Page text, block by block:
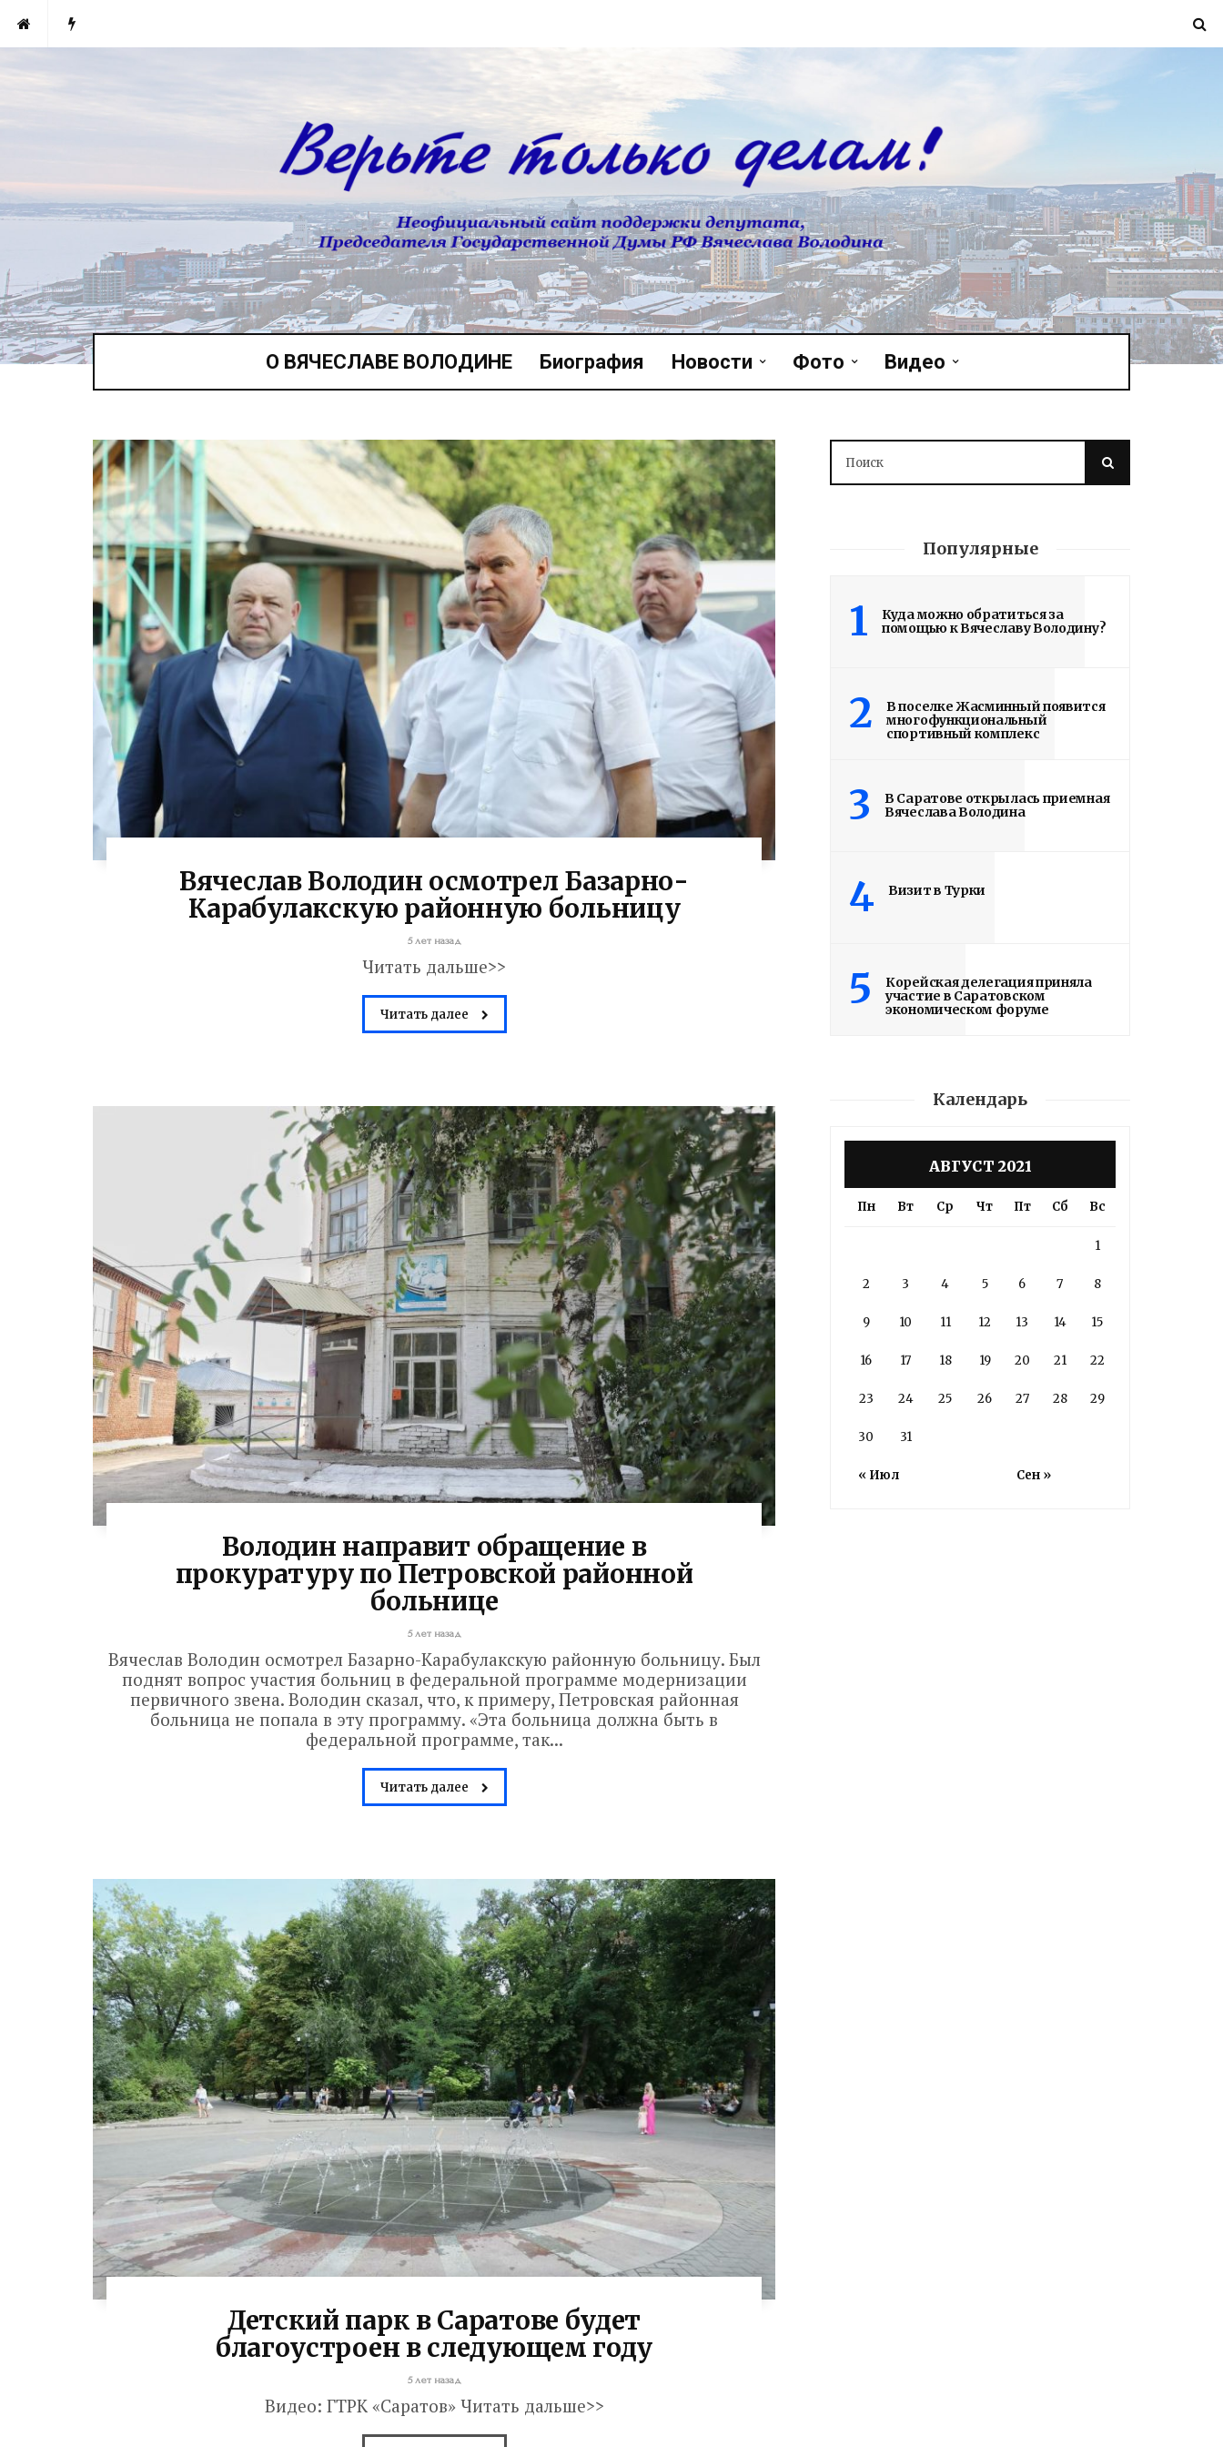
О ВЯЧЕСЛАВЕ ВОЛОДИНЕ Биография Новости Фото Видео
Вячеслав Володин осмотрел Базарно-
Карабулакскую районную больницу
5 лет назад
Читать дальше>>
Читать далее
Володин направит обращение в
прокуратуру по Петровской районной
больнице
5 лет назад
Вячеслав Володин осмотрел Базарно-Карабулакскую районную больницу. Был
поднят вопрос участия больниц в федеральной программе модернизации
первичного звена. Володин сказал, что, к примеру, Петровская районная
больница не попала в эту программу. «Эта больница должна быть в
федеральной программе, так...
Читать далее
Детский парк в Саратове будет
благоустроен в следующем году
5 лет назад
Видео: ГТРК «Саратов» Читать дальше>>
Популярные
1
Куда можно обратиться за
помощью к Вячеславу Володину?
2
В поселке Жасминный появится
многофункциональный
спортивный комплекс
3
В Саратове открылась приемная
Вячеслава Володина
4 Визит в Турки
5
Корейская делегация приняла
участие в Саратовском
экономическом форуме
Календарь
АВГУСТ 2021
Пн Вт Ср Чт Пт Сб Вс
« Июл Сен »
1
2 3 4 5 6 7 8
9 10 11 12 13 14 15
16 17 18 19 20 21 22
23 24 25 26 27 28 29
30 31